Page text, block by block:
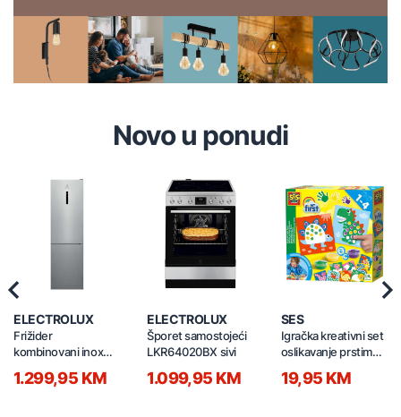
Novo u ponudi
ELECTROLUX
Frižider
kombinovani inox
LNT7ME36X3
1.299,95 KM
ELECTROLUX
Šporet samostojeći
LKR64020BX sivi
1.099,95 KM
SES
Igračka kreativni set
oslikavanje prstima
14442
19,95 KM